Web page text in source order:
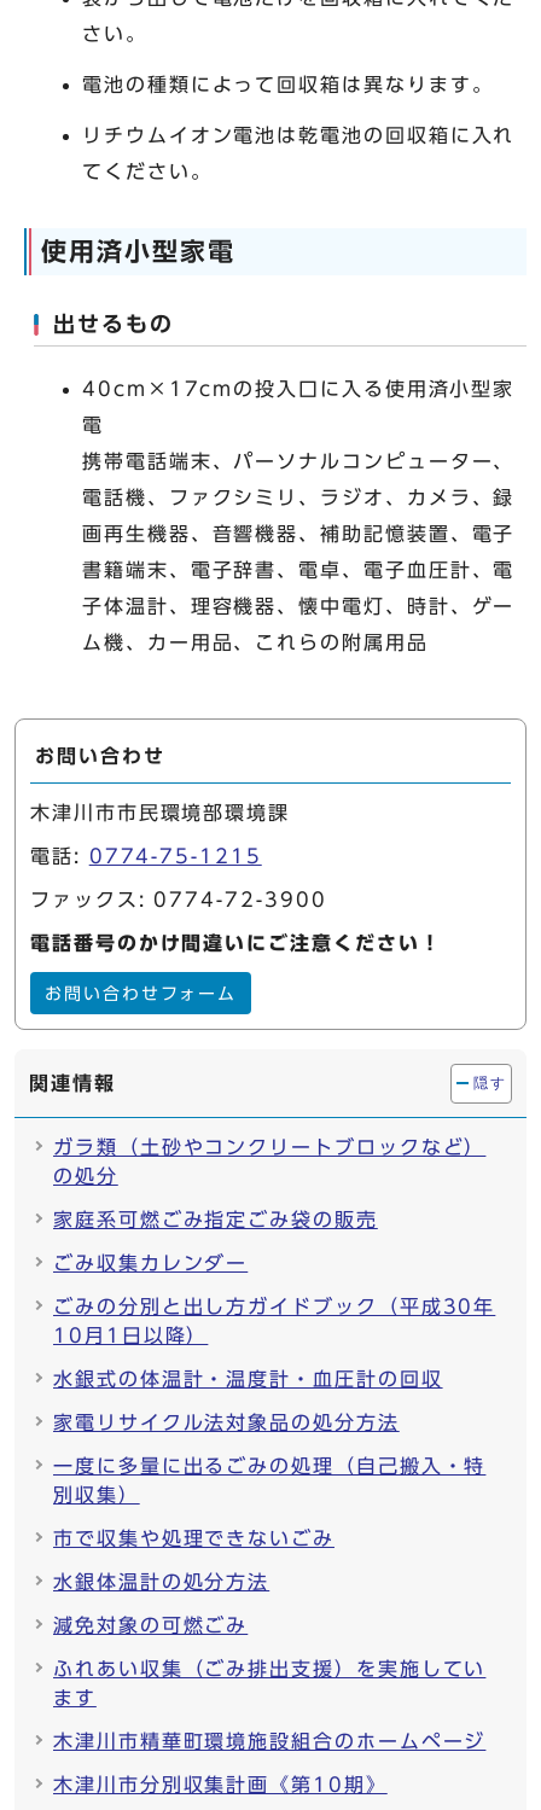
さい。
電池の種類によって回収箱は異なります。
リチウムイオン電池は乾電池の回収箱に入れ
てください。
使用済小型家電
出せるもの
40cm×17cmの投入口に入る使用済小型家
電
携帯電話端末、パーソナルコンピューター、
電話機、ファクシミリ、ラジオ、カメラ、録
画再生機器、音響機器、補助記憶装置、電子
書籍端末、電子辞書、電卓、電子血圧計、電
子体温計、理容機器、懐中電灯、時計、ゲー
ム機、カー用品、これらの附属用品
お問い合わせ
木津川市市民環境部環境課
電話: 0774-75-1215
ファックス: 0774-72-3900
電話番号のかけ間違いにご注意ください！
お問い合わせフォーム
関連情報 隠す
ガラ類（土砂やコンクリートブロックなど）
の処分
家庭系可燃ごみ指定ごみ袋の販売
ごみ収集カレンダー
ごみの分別と出し方ガイドブック（平成30年
10月1日以降）
水銀式の体温計・温度計・血圧計の回収
家電リサイクル法対象品の処分方法
一度に多量に出るごみの処理（自己搬入・特
別収集）
市で収集や処理できないごみ
水銀体温計の処分方法
減免対象の可燃ごみ
ふれあい収集（ごみ排出支援）を実施してい
ます
木津川市精華町環境施設組合のホームページ
木津川市分別収集計画《第10期》